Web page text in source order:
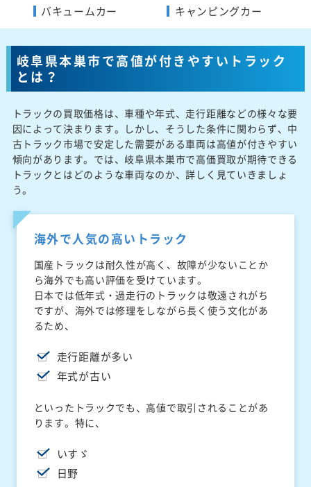
バキュームカー
キャンピングカー
岐阜県本巣市で高値が付きやすいトラック
とは？
トラックの買取価格は、車種や年式、走行距離などの様々な要
因によって決まります。しかし、そうした条件に関わらず、中
古トラック市場で安定した需要がある車両は高値が付きやすい
傾向があります。では、岐阜県本巣市で高価買取が期待できる
トラックとはどのような車両なのか、詳しく見ていきましょ
う。
海外で人気の高いトラック
国産トラックは耐久性が高く、故障が少ないことか
ら海外でも高い評価を受けています。
日本では低年式・過走行のトラックは敬遠されがち
ですが、海外では修理をしながら長く使う文化があ
るため、
走行距離が多い
年式が古い
といったトラックでも、高値で取引されることがあ
ります。特に、
いすゞ
日野